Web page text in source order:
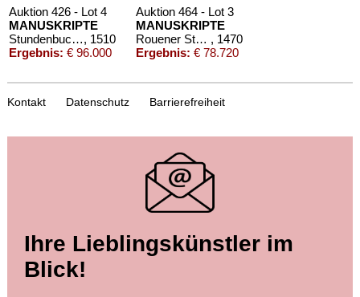
Auktion 426 - Lot 4
MANUSKRIPTE
Stundenbuch um 1500. Manuskript auf Pergament., 1510
Ergebnis: € 96.000
Auktion 464 - Lot 3
MANUSKRIPTE
Rouener Stundenbuch , 1470
Ergebnis: € 78.720
Auktion 604 - Lot 3
MANUSKRIPTE
Augsburger Gebetbuch. Deutsche Handschrift auf Pergament
Ergebnis:€ 63.500
Auktion 516 - Lot 8
MANUSKRIPTE
Kontakt Datenschutz Barrierefreiheit
Ihre Lieblingskünstler im
Blick!